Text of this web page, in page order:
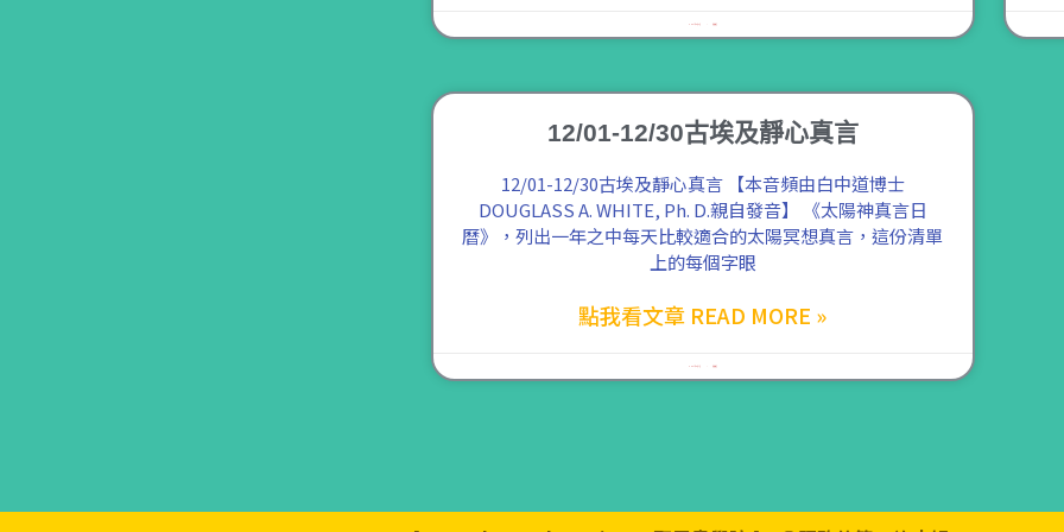
12/01-12/30古埃及靜心真言
12/01-12/30古埃及靜心真言 【本音頻由白中道博士
DOUGLASS A. WHITE, Ph. D.親自發音】 《太陽神真言日
曆》，列出一年之中每天比較適合的太陽冥想真言，這份清單
上的每個字眼
點我看文章 READ MORE »